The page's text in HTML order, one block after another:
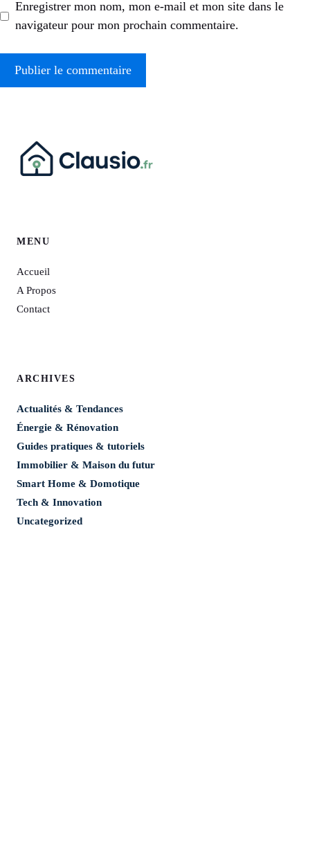
Enregistrer mon nom, mon e-mail et mon site dans le
navigateur pour mon prochain commentaire.
MENU
Accueil
A Propos
Contact
ARCHIVES
Actualités & Tendances
Énergie & Rénovation
Guides pratiques & tutoriels
Immobilier & Maison du futur
Smart Home & Domotique
Tech & Innovation
Uncategorized